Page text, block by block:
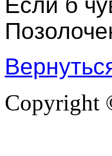
Copyright